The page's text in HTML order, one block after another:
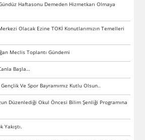
Haftasonu Demeden Hizmetkarı Olmaya
Olacak Ezine TOKİ Konutlarımızın Temelleri
Meclis Toplantı Gündemi
Başla…
Ve Spor Bayramımız Kutlu Olsun..
Düzenlediği Okul Öncesi Bilim Şenliği Programına
Yakıştı.